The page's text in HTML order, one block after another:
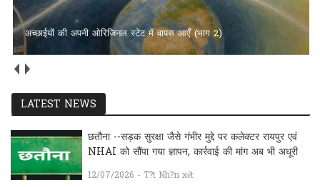
अच्छाईयों की अपनी ओरिजिनल स्टेट में वापस आएँ (भाग 2)
LATEST NEWS
छतौना --सड़क सुरक्षा जैसे गंभीर मुद्दे पर कलेक्टर रायपुर एवं
NHAI को सौंपा गया ज्ञापन, कार्रवाई की मांग अब भी अधूरी
12/07/2026 - T?t Nh?n xét